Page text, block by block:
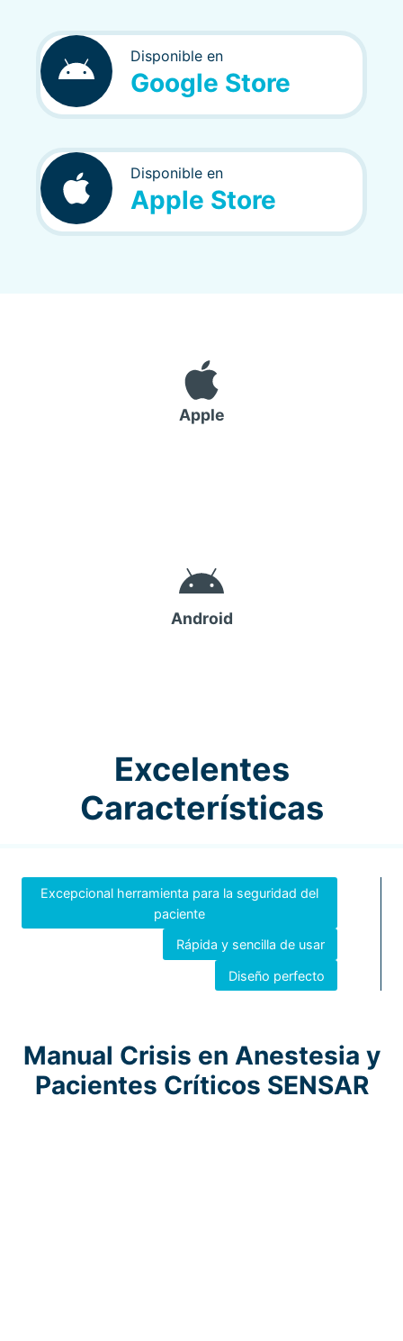
Disponible en
Google Store
Disponible en
Apple Store
Apple
Android
Excelentes
Características
Excepcional herramienta para la seguridad del
paciente
Rápida y sencilla de usar
Diseño perfecto
Manual Crisis en Anestesia y
Pacientes Críticos SENSAR